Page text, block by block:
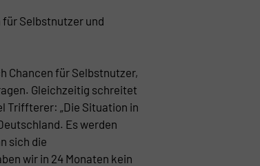
Selbstnutzer und
Chancen für Selbstnutzer,
Gleichzeitig schreitet
Triffterer: „Die Situation in
Es werden
sich die
wir in 24 Monaten kein